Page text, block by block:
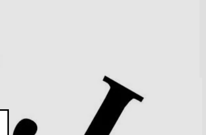
composto. Movimento oscilatór